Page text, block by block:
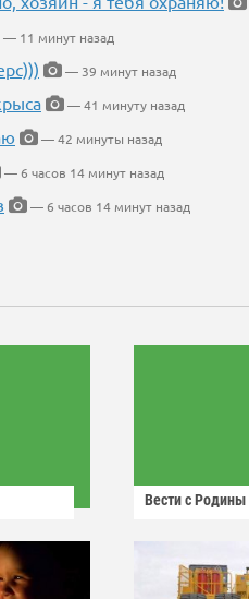
— 11 минут назад
— 39 минут назад
— 41 минуту назад
— 42 минуты назад
— 6 часов 14 минут назад
— 6 часов 14 минут назад
Вести с Родины